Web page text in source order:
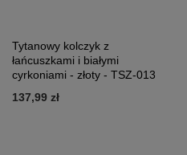
Tytanowy kolczyk z
łańcuszkami i białymi
cyrkoniami - złoty - TSZ-013
137,99 zł